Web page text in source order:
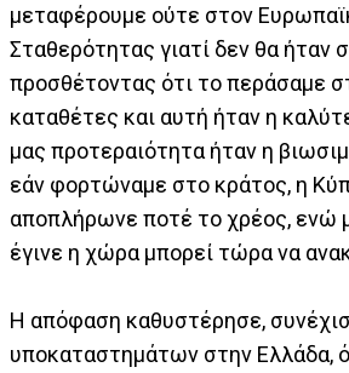
μεταφέρουμε ούτε στον
Σταθερότητας γιατί δεν θα ήταν
προσθέτοντας ότι το περάσαμε
καταθέτες και αυτή ήταν η
μας προτεραιότητα ήταν η
εάν φορτώναμε στο κράτος, η
αποπλήρωνε ποτέ το χρέος, ενώ
έγινε η χώρα μπορεί τώρα να
Η απόφαση καθυστέρησε,
υποκαταστημάτων στην Ελλάδα,